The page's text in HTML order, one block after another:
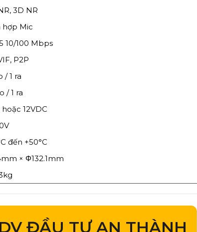
3D NR
hợp Mic
10/100 Mbps
P2P
/ 1 ra
/ 1 ra
hoặc 12VDC
đến +50°C
× Φ132.1mm
ĐẦU TƯ AN THÀNH